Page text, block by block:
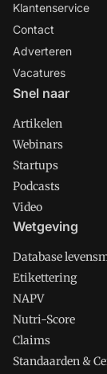
Klantenservice
Contact
Adverteren
Vacatures
Snel naar
Artikelen
Webinars
Startups
Podcasts
Video
Wetgeving
Database
Etikettering
NAPV
Nutri-Score
Claims
Standaarden &